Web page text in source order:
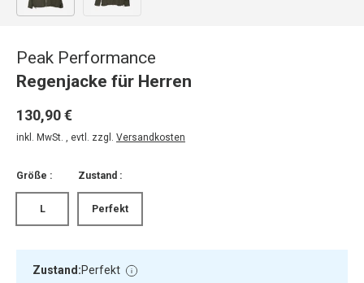
Bild 1 in Galerieansicht laden
Peak Performance
Regenjacke für Herren
130,90 €
inkl. MwSt. , evtl. zzgl. Versandkosten
Größe :
L
Zustand :
Perfekt
Zustand:Perfekt